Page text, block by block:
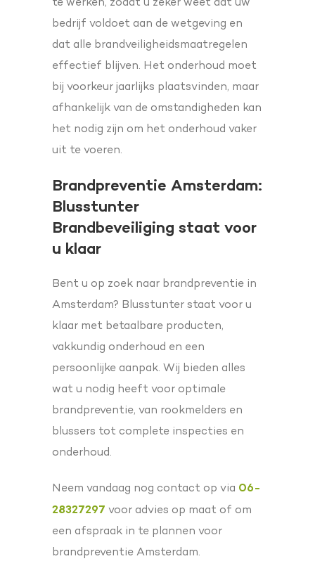
bedrijf voldoet aan de wetgeving en
dat alle brandveiligheidsmaatregelen
effectief blijven. Het onderhoud moet
bij voorkeur jaarlijks plaatsvinden, maar
afhankelijk van de omstandigheden kan
het nodig zijn om het onderhoud vaker
uit te voeren.
Brandpreventie Amsterdam:
Blusstunter
Brandbeveiliging staat voor
u klaar
Bent u op zoek naar brandpreventie in
Amsterdam? Blusstunter staat voor u
klaar met betaalbare producten,
vakkundig onderhoud en een
persoonlijke aanpak. Wij bieden alles
wat u nodig heeft voor optimale
brandpreventie, van rookmelders en
blussers tot complete inspecties en
onderhoud.
Neem vandaag nog contact op via 06-
28327297 voor advies op maat of om
een afspraak in te plannen voor
brandpreventie Amsterdam.